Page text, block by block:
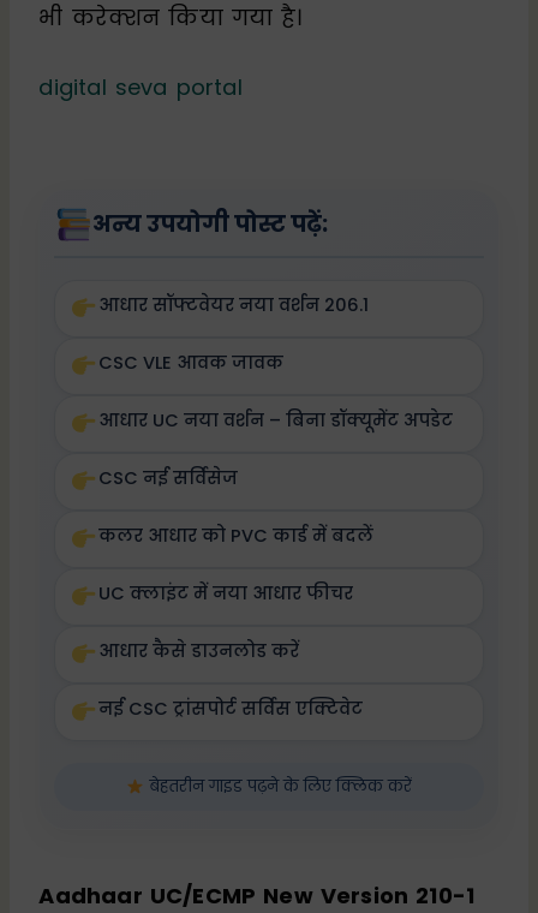
भी करेक्शन किया गया है।
digital seva portal
अन्य उपयोगी पोस्ट पढ़ें:
आधार सॉफ्टवेयर नया वर्शन 206.1
CSC VLE आवक जावक
आधार UC नया वर्शन – बिना डॉक्यूमेंट अपडेट
CSC नई सर्विसेज
कलर आधार को PVC कार्ड में बदलें
UC क्लाइंट में नया आधार फीचर
आधार कैसे डाउनलोड करें
नई CSC ट्रांसपोर्ट सर्विस एक्टिवेट
बेहतरीन गाइड पढ़ने के लिए क्लिक करें
Aadhaar UC/ECMP New Version 210-1